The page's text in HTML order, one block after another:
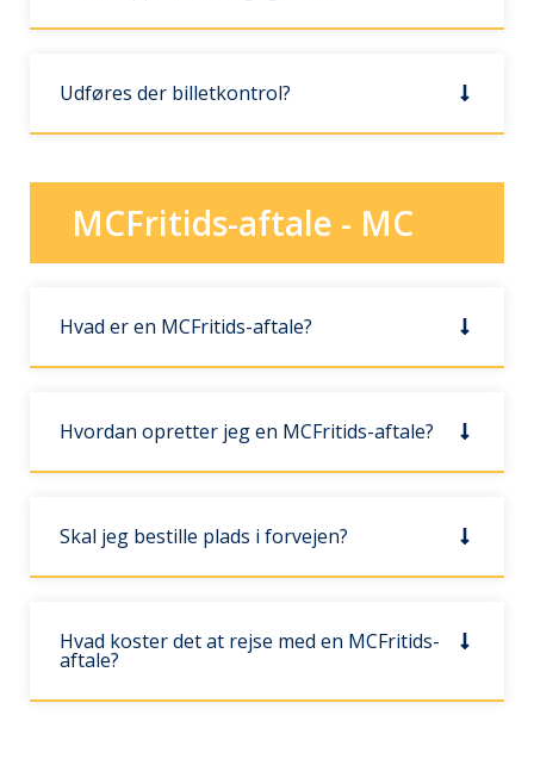
Udføres der billetkontrol?
MCFritids-aftale - MC
Hvad er en MCFritids-aftale?
Hvordan opretter jeg en MCFritids-aftale?
Skal jeg bestille plads i forvejen?
Hvad koster det at rejse med en MCFritids-
aftale?